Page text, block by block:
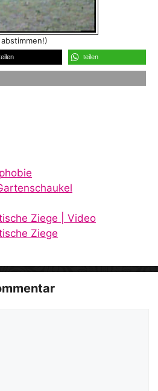
teilen
Ziege | Video
Ziege